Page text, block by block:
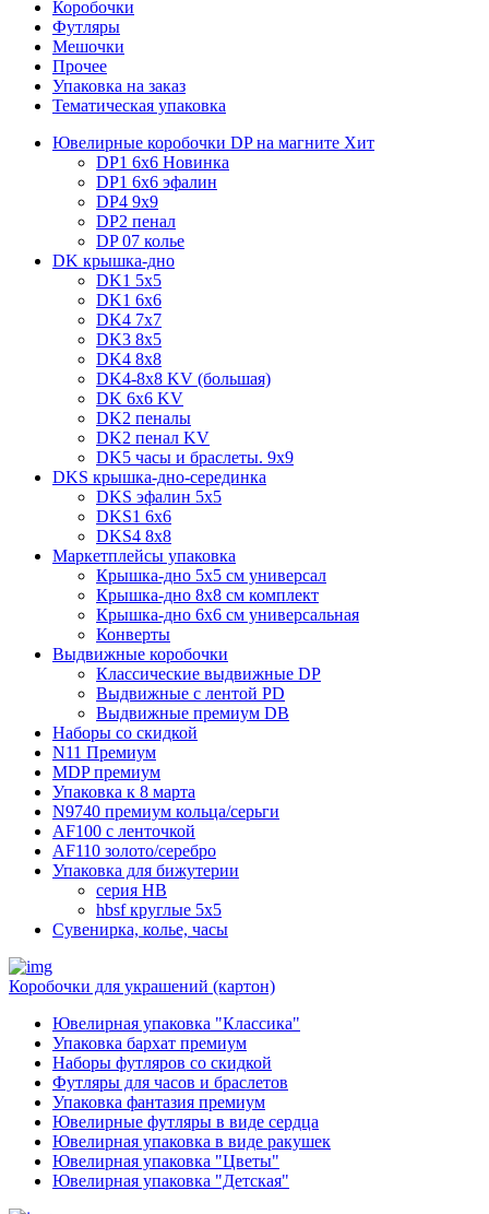
Коробочки
Футляры
Мешочки
Прочее
Упаковка на заказ
Тематическая упаковка
Ювелирные коробочки DP на магните Хит
DP1 6x6 Новинка
DP1 6x6 эфалин
DP4 9x9
DP2 пенал
DP 07 колье
DK крышка-дно
DK1 5x5
DK1 6x6
DK4 7х7
DK3 8x5
DK4 8x8
DK4-8x8 KV (большая)
DK 6х6 KV
DK2 пеналы
DK2 пенал KV
DK5 часы и браслеты. 9x9
DKS крышка-дно-серединка
DKS эфалин 5x5
DKS1 6x6
DKS4 8x8
Маркетплейсы упаковка
Крышка-дно 5x5 см универсал
Крышка-дно 8x8 см комплект
Крышка-дно 6x6 см универсальная
Конверты
Выдвижные коробочки
Классические выдвижные DP
Выдвижные с лентой PD
Выдвижные премиум DB
Наборы со скидкой
N11 Премиум
MDP премиум
Упаковка к 8 марта
N9740 премиум кольца/серьги
AF100 с ленточкой
AF110 золото/серебро
Упаковка для бижутерии
серия HB
hbsf круглые 5x5
Сувенирка, колье, часы
Коробочки для украшений (картон)
Ювелирная упаковка "Классика"
Упаковка бархат премиум
Наборы футляров со скидкой
Футляры для часов и браслетов
Упаковка фантазия премиум
Ювелирные футляры в виде сердца
Ювелирная упаковка в виде ракушек
Ювелирная упаковка "Цветы"
Ювелирная упаковка "Детская"